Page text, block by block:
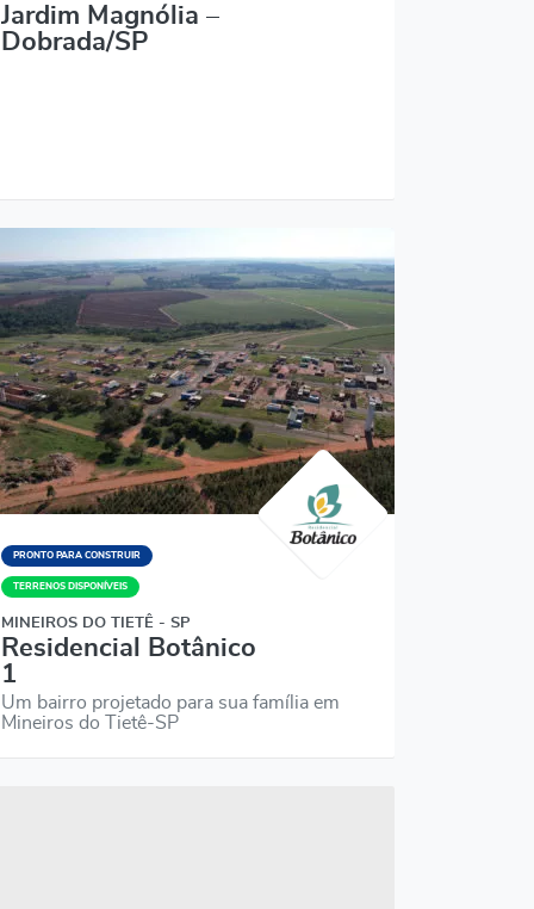
Jardim Magnólia –
Dobrada/SP
PRONTO PARA CONSTRUIR
TERRENOS DISPONÍVEIS
MINEIROS DO TIETÊ - SP
Residencial Botânico
1
Um bairro projetado para sua família em
Mineiros do Tietê-SP